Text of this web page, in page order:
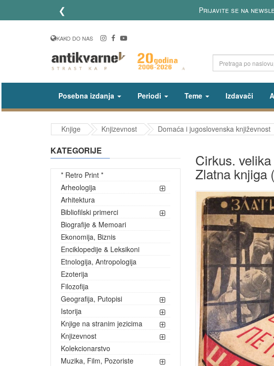
❮ Prijavite se na
KAKO DO NAS
Posebna izdanja Periodi Teme Izdavači
Knjige Knjizevnost Domaća i jugoslovenska književnost
KATEGORIJE
* Retro Print *
Arheologija
Arhitektura
Bibliofilski primerci
Biografije & Memoari
Ekonomija, Biznis
Enciklopedije & Leksikoni
Etnologija, Antropologija
Ezoterija
Filozofija
Geografija, Putopisi
Istorija
Knjige na stranim jezicima
Knjizevnost
Kolekcionarstvo
Muzika, Film, Pozoriste
Cirkus.
Zlatna knjiga